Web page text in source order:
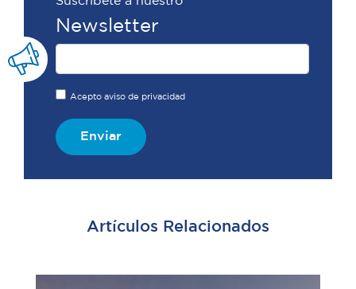
Newsletter
Acepto aviso de privacidad
Enviar
Artículos Relacionados